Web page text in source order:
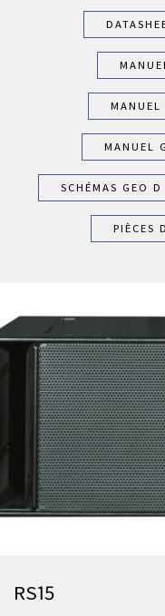
MANUEL
SCHÉMAS GEO D
PIÈCES
RS15